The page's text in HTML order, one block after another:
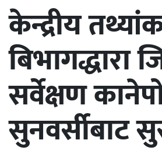
केन्द्रीय
बिभागद्धारा
सर्वेक्षण
सुनवर्सीबाट